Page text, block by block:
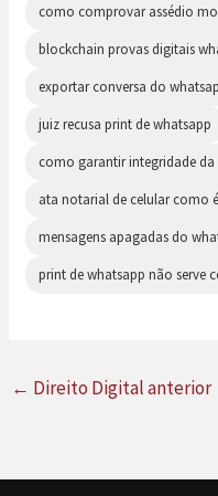
como comprovar assédio
blockchain provas digitais
exportar conversa do
juiz recusa print de whatsapp
como garantir integridade
ata notarial de celular como
mensagens apagadas do
print de whatsapp não serve
← Direito Digital anterior